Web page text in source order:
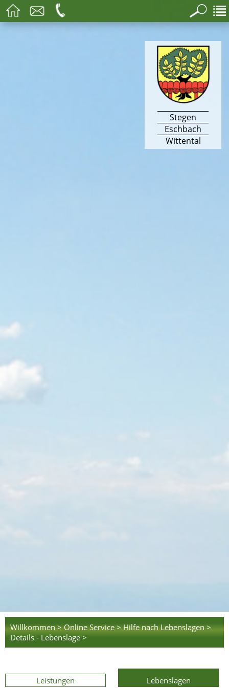
Stegen
Eschbach
Wittental
Willkommen > Online Service > Hilfe nach Lebenslagen >
Details - Lebenslage >
Leistungen Lebenslagen